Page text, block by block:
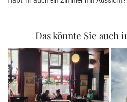
Das könnte Sie auch